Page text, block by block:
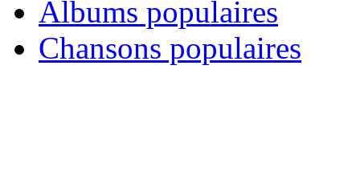
Albums populaires
Chansons populaires